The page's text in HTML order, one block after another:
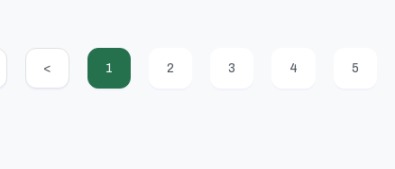
< 1 2 3 4 5